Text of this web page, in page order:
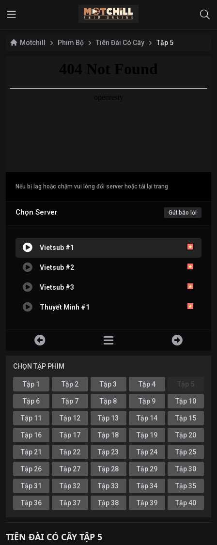
Motchill Phim Bộ Tiên Đài Có Cây Tập 5
Nếu bị lag hoặc chậm vui lòng đổi server hoặc tải lại trang
Chọn Server Gửi báo lỗi
Vietsub #1
Vietsub #2
Vietsub #3
Thuyết Minh #1
CHỌN TẬP PHIM
Tập 1 Tập 2 Tập 3 Tập 4 Tập 5
Tập 6 Tập 7 Tập 8 Tập 9 Tập 10
Tập 11 Tập 12 Tập 13 Tập 14 Tập 15
Tập 16 Tập 17 Tập 18 Tập 19 Tập 20
Tập 21 Tập 22 Tập 23 Tập 24 Tập 25
Tập 26 Tập 27 Tập 28 Tập 29 Tập 30
Tập 31 Tập 32 Tập 33 Tập 34 Tập 35
Tập 36 Tập 37 Tập 38 Tập 39 Tập 40
TIÊN ĐÀI CÓ CÂY TẬP 5